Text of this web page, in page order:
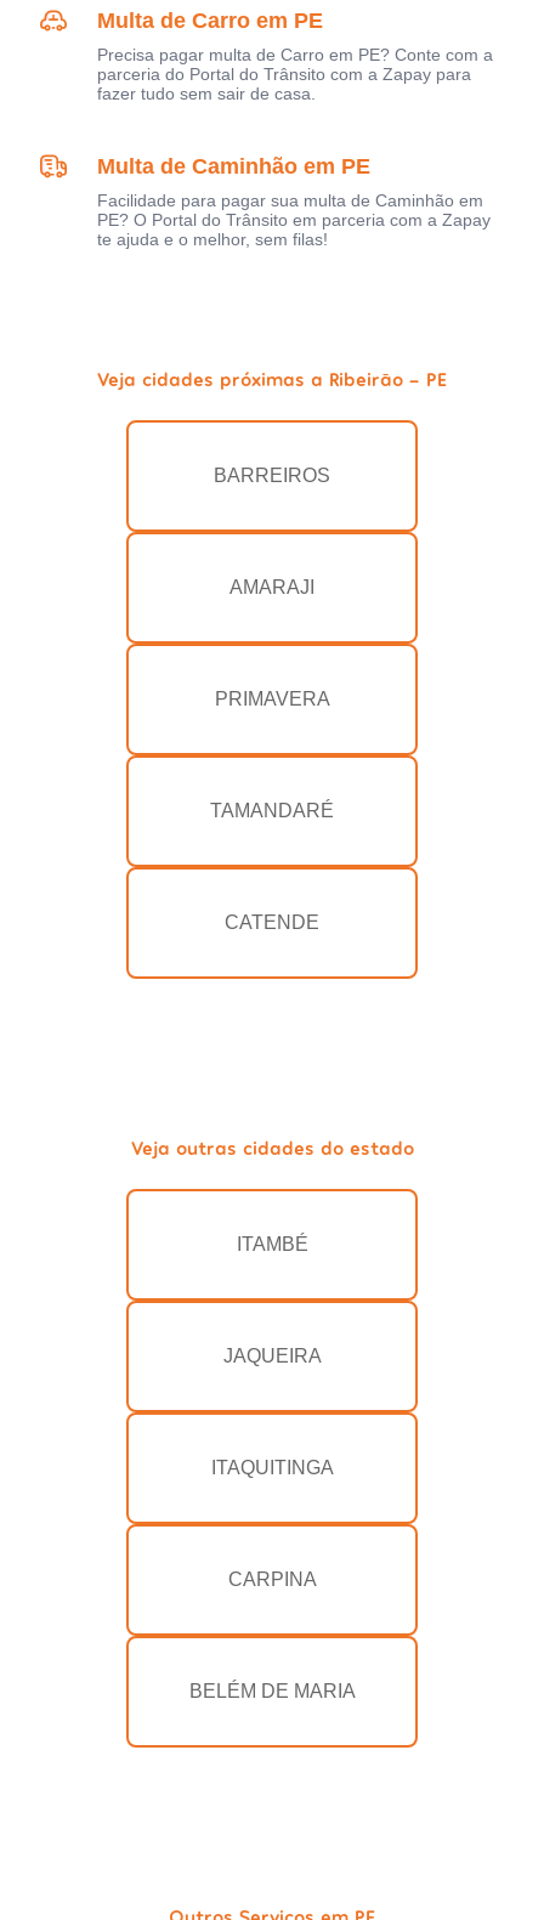
Multa de Carro em PE
Precisa pagar multa de Carro em PE? Conte com a
parceria do Portal do Trânsito com a Zapay para
fazer tudo sem sair de casa.
Multa de Caminhão em PE
Facilidade para pagar sua multa de Caminhão em
PE? O Portal do Trânsito em parceria com a Zapay
te ajuda e o melhor, sem filas!
Veja cidades próximas a Ribeirão - PE
BARREIROS
AMARAJI
PRIMAVERA
TAMANDARÉ
CATENDE
Veja outras cidades do estado
ITAMBÉ
JAQUEIRA
ITAQUITINGA
CARPINA
BELÉM DE MARIA